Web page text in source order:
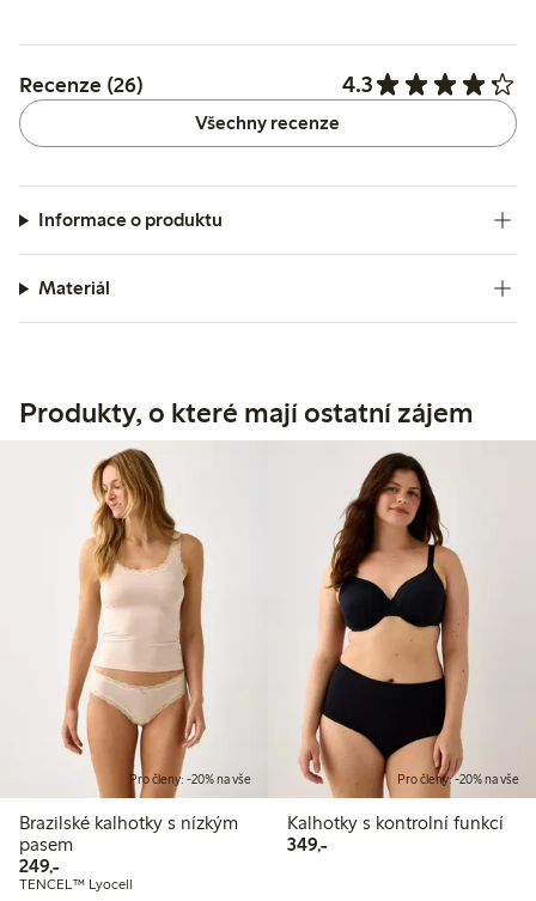
Recenze (26) 4.3
Všechny recenze
Informace o produktu
Materiál
Produkty, o které mají ostatní zájem
Pro členy: -20% na vše
Brazilské kalhotky s nízkým
pasem
249,-249,00 Kč
TENCEL™ Lyocell
Pro členy: -20% na vše
Kalhotky s kontrolní funkcí
349,-349,00 Kč